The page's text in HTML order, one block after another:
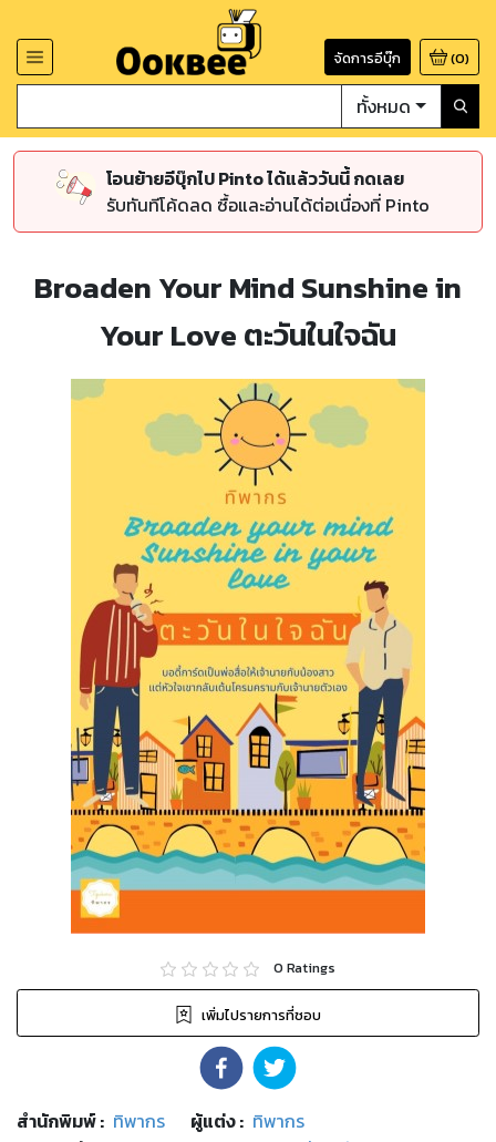
จัดการอีบุ๊ก (0)
ทั้งหมด
โอนย้ายอีบุ๊กไป Pinto ได้แล้ววันนี้ กดเลย
รับทันทีโค้ดลด ซื้อและอ่านได้ต่อเนื่องที่ Pinto
Broaden Your Mind Sunshine in
Your Love ตะวันในใจฉัน
0 Ratings
เพิ่มไปรายการที่ชอบ
สำนักพิมพ์: ทิพากร ผู้แต่ง : ทิพากร